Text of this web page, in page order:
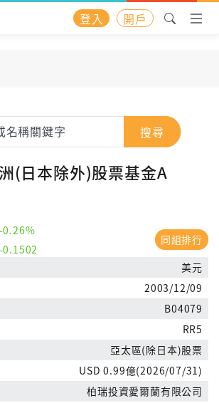
登入 開戶
搜尋
(日本除外)股票基金A
-0.26%
-0.1502
同組排行
美元
2003/12/09
B04079
RR5
亞太區(除日本)股票
USD 0.99億(2026/07/31)
柏瑞投資愛爾蘭有限公司